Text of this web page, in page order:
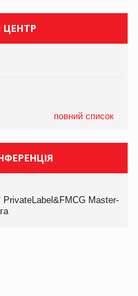
ЦЕНТР
повний список
PrivateLabel&FMCG Master-